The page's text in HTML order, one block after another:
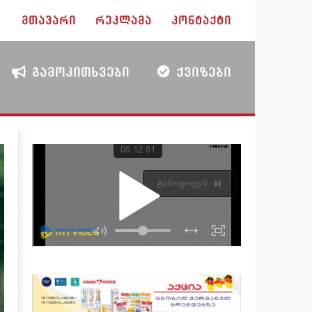
ᲛᲗᲐᲕᲐᲠᲘ ᲠᲔᲙᲚᲐᲛᲐ ᲙᲝᲜᲢᲐᲥᲢᲘ
ᲒᲐᲛᲝᲙᲘᲗᲮᲕᲔᲑᲘ ᲥᲕᲘᲖᲔᲑᲘ